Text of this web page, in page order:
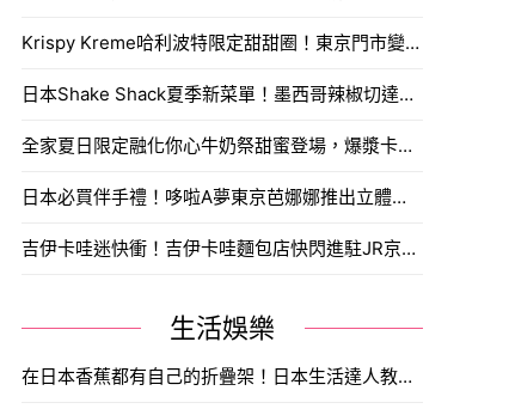
Krispy Kreme哈利波特限定甜甜圈！東京門市變身9又4分之3月台，鐵粉今天就訂機票。
日本Shake Shack夏季新菜單！墨西哥辣椒切達牛肉堡搭鮮榨酪梨奶昔，台灣人敲碗想吃。
全家夏日限定融化你心牛奶祭甜蜜登場，爆漿卡士達泡芙、雪糕界的香濃天花板與經典可以吃的牧場冰品，打造盛夏最純粹的沁涼救贖。
日本必買伴手禮！哆啦A夢東京芭娜娜推出立體浮雕鐵盒，搶購攻略與購買通路一次看。
吉伊卡哇迷快衝！吉伊卡哇麵包店快閃進駐JR京都站，京都限定焦糖生八橋與獨家玩偶必搶。
生活娛樂
在日本香蕉都有自己的折疊架！日本生活達人教你多一步驟多放一星期。